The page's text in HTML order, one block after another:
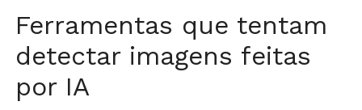
Ferramentas que tentam
detectar imagens feitas
por IA